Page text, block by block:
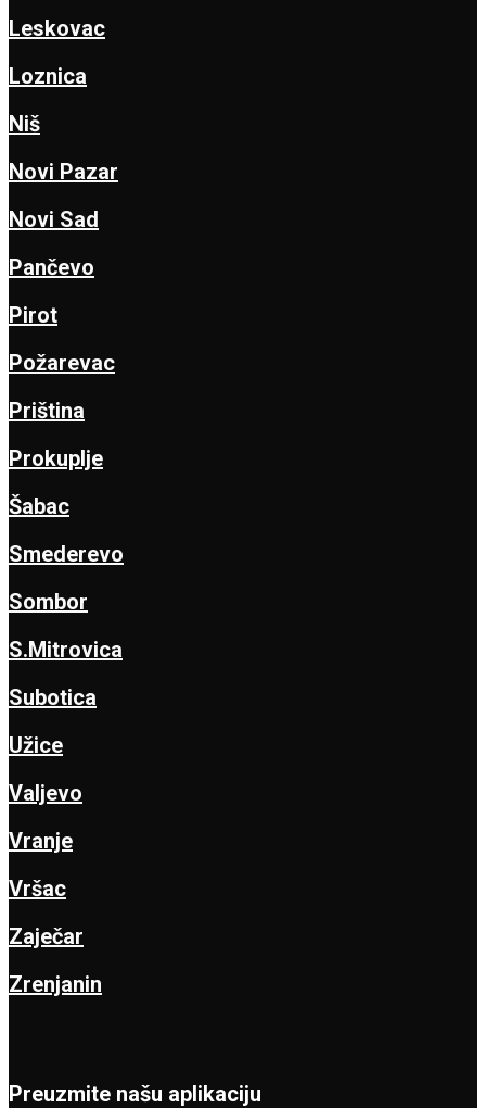
Leskovac
Loznica
Niš
Novi Pazar
Novi Sad
Pančevo
Pirot
Požarevac
Priština
Prokuplje
Šabac
Smederevo
Sombor
S.Mitrovica
Subotica
Užice
Valjevo
Vranje
Vršac
Zaječar
Zrenjanin
Preuzmite našu aplikaciju